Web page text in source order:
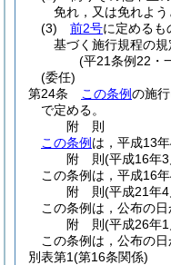
免れ，又は免れよう
(3)
前2号に定めるも
基づく施行規程の規
(平21条例22・
(委任)
第24条
この条例の施
で定める。
附 則
この条例 は，平成13
附 則(平成16年
この条例は，平成16
附 則(平成21年
この条例は，公布の日
附 則(平成26年
この条例は，公布の日
別表第1(第16条関係)